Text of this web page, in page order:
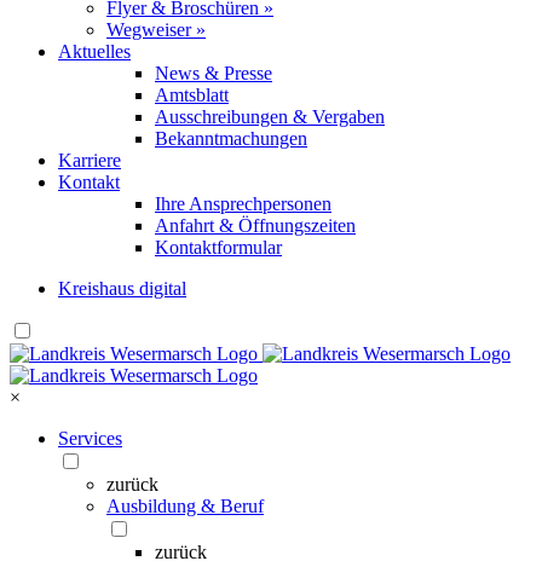
Flyer & Broschüren »
Wegweiser »
Aktuelles
News & Presse
Amtsblatt
Ausschreibungen & Vergaben
Bekanntmachungen
Karriere
Kontakt
Ihre Ansprechpersonen
Anfahrt & Öffnungszeiten
Kontaktformular
Kreishaus digital
×
Services
zurück
Ausbildung & Beruf
zurück